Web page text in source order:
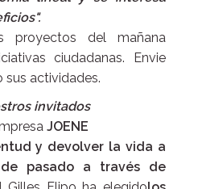
proyectos del mañana
ciudadanas. Envie
sus actividades.
invitados
JOENE
y devolver la vida a
pasado a través de